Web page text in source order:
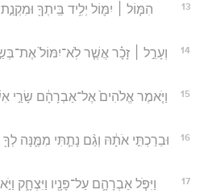
13
הִמּ֧וֹל ׀ יִמּ֛וֹל יְלִ֥יד בֵּֽיתְךָ֖
14
וְעָרֵ֣ל ׀ זָכָ֗ר אֲשֶׁ֤ר לֹֽא־יִמּוֹל֙
15
וַיֹּ֤אמֶר אֱלֹהִים֙ אֶל־אַבְרָהָ֔ם
16
וּבֵרַכְתִּ֣י אֹתָ֔הּ וְגַ֨ם נָתַ֧תִּי מִמֶּ֛נָּה לְךָ֖
17
וַיִּפֹּ֧ל אַבְרָהָ֛ם עַל־פָּנָ֖יו וַיִּצְחָ֑ק